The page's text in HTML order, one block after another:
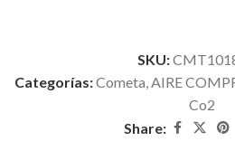
SKU:
Categorías:Cometa AIRE
Co2
Share: